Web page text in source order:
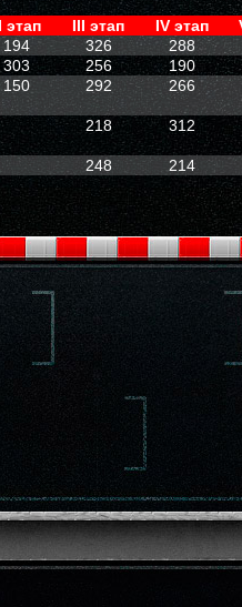
этап III этап IV этап
194 326 288
303 256 190
150 292 266
218 312
248 214